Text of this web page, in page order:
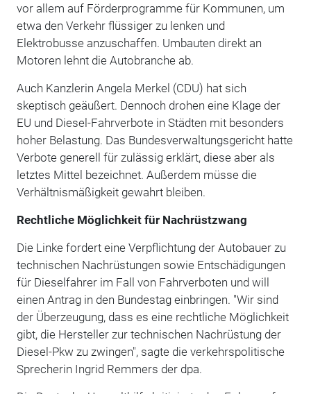
vor allem auf Förderprogramme für Kommunen, um
etwa den Verkehr flüssiger zu lenken und
Elektrobusse anzuschaffen. Umbauten direkt an
Motoren lehnt die Autobranche ab.
Auch Kanzlerin Angela Merkel (CDU) hat sich
skeptisch geäußert. Dennoch drohen eine Klage der
EU und Diesel-Fahrverbote in Städten mit besonders
hoher Belastung. Das Bundesverwaltungsgericht hatte
Verbote generell für zulässig erklärt, diese aber als
letztes Mittel bezeichnet. Außerdem müsse die
Verhältnismäßigkeit gewahrt bleiben.
Rechtliche Möglichkeit für Nachrüstzwang
Die Linke fordert eine Verpflichtung der Autobauer zu
technischen Nachrüstungen sowie Entschädigungen
für Dieselfahrer im Fall von Fahrverboten und will
einen Antrag in den Bundestag einbringen. "Wir sind
der Überzeugung, dass es eine rechtliche Möglichkeit
gibt, die Hersteller zur technischen Nachrüstung der
Diesel-Pkw zu zwingen", sagte die verkehrspolitische
Sprecherin Ingrid Remmers der dpa.